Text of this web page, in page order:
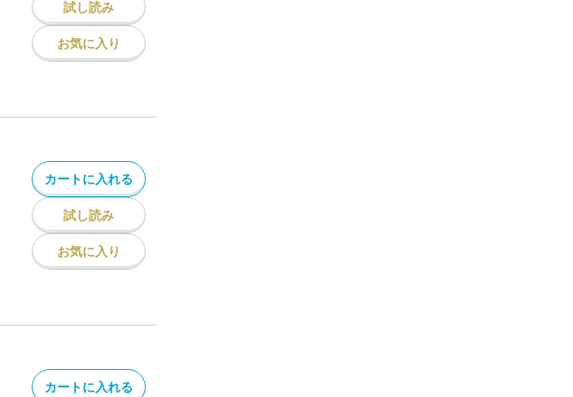
試し読み
お気に入り
カートに入れる
試し読み
お気に入り
カートに入れる